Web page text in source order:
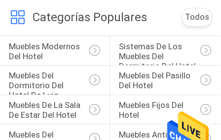
Categorías Populares Todos
Muebles Modernos
Del Hotel
Sistemas De Los
Muebles Del
Dormitorio Del Hotel
Muebles Del
Dormitorio Del
Hotel De Lujo
Muebles Del Pasillo
Del Hotel
Muebles De La Sala
De Estar Del Hotel
Muebles Fijos Del
Hotel
Muebles Del
Muebles Antiguos